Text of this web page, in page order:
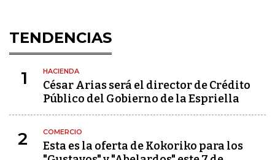
TENDENCIAS
1 HACIENDA
César Arias será el director de Crédito
Público del Gobierno de la Espriella
2 COMERCIO
Esta es la oferta de Kokoriko para los